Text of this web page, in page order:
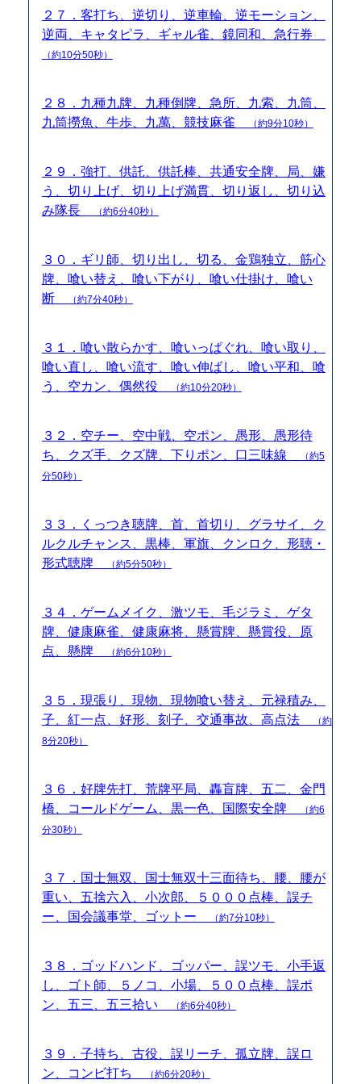
２７．客打ち、逆切り、逆車輪、逆モーション、
逆両、キャタピラ、ギャル雀、鏡同和、急行券
（約10分50秒）
２８．九種九牌、九種倒牌、急所、九索、九筒、
九筒撈魚、牛歩、九萬、競技麻雀
（約9分10秒）
２９．強打、供託、供託棒、共通安全牌、局、嫌
う、切り上げ、切り上げ満貫、切り返し、切り込
み隊長
（約6分40秒）
３０．ギリ師、切り出し、切る、金鶏独立、筋心
牌、喰い替え、喰い下がり、喰い仕掛け、喰い
断
（約7分40秒）
３１．喰い散らかす、喰いっぱぐれ、喰い取り、
喰い直し、喰い流す、喰い伸ばし、喰い平和、喰
う、空カン、偶然役
（約10分20秒）
３２．空チー、空中戦、空ポン、愚形、愚形待
ち、クズ手、クズ牌、下りポン、口三味線
（約5
分50秒）
３３．くっつき聴牌、首、首切り、グラサイ、ク
ルクルチャンス、黒棒、軍旗、クンロク、形聴・
形式聴牌
（約5分50秒）
３４．ゲームメイク、激ツモ、毛ジラミ、ゲタ
牌、健康麻雀、健康麻将、懸賞牌、懸賞役、原
点、懸牌
（約6分10秒）
３５．現張り、現物、現物喰い替え、元禄積み、
子、紅一点、好形、刻子、交通事故、高点法
（約
8分20秒）
３６．好牌先打、荒牌平局、轟盲牌、五二、金門
橋、コールドゲーム、黒一色、国際安全牌
（約6
分30秒）
３７．国士無双、国士無双十三面待ち、腰、腰が
重い、五捨六入、小次郎、５０００点棒、誤チ
ー、国会議事堂、ゴットー
（約7分10秒）
３８．ゴッドハンド、ゴッパー、誤ツモ、小手返
し、ゴト師、５ノコ、小場、５００点棒、誤ポ
ン、五三、五三拾い
（約6分40秒）
３９．子持ち、古役、誤リーチ、孤立牌、誤ロ
ン、コンビ打ち
（約6分20秒）